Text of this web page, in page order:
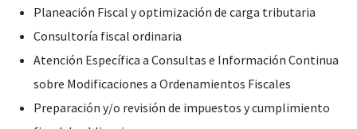
Planeación Fiscal y optimización de carga tributaria
Consultoría fiscal ordinaria
Atención Específica a Consultas e Información Continua
sobre Modificaciones a Ordenamientos Fiscales
Preparación y/o revisión de impuestos y cumplimiento